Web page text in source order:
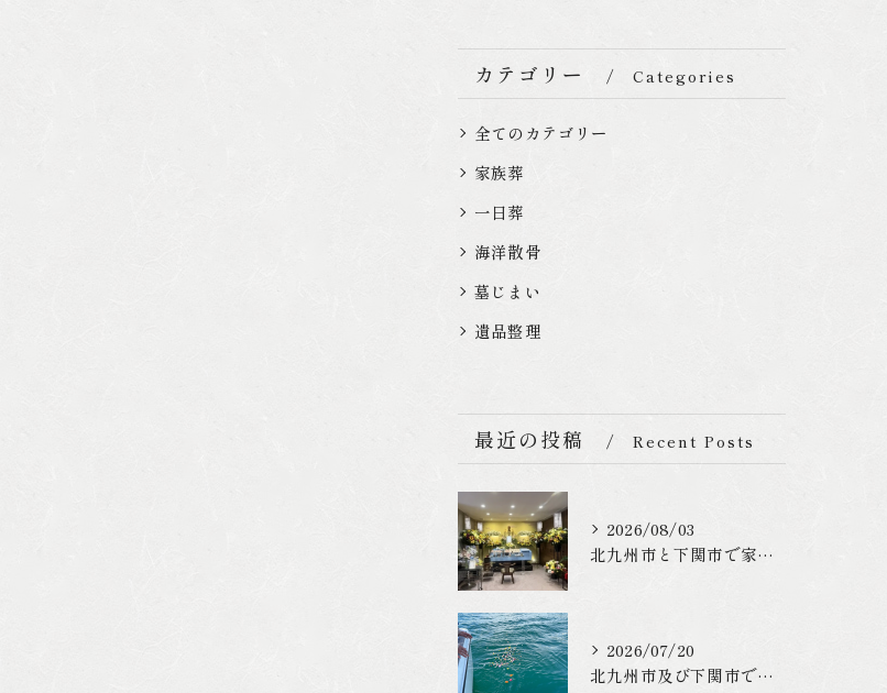
カテゴリー Categories
全てのカテゴリー
家族葬
一日葬
海洋散骨
墓じまい
遺品整理
最近の投稿 Recent Posts
2026/08/03
北九州市と下関市で家族葬のご利用を頂きました
2026/07/20
北九州市及び下関市でお墓や仏壇終いをご検討の方